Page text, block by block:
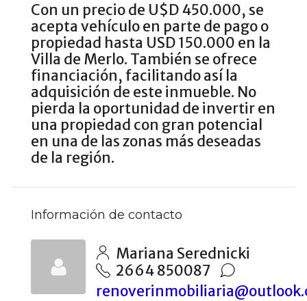
Con un precio de U$D 450.000, se
acepta vehículo en parte de pago o
propiedad hasta USD 150.000 en la
Villa de Merlo. También se ofrece
financiación, facilitando así la
adquisición de este inmueble. No
pierda la oportunidad de invertir en
una propiedad con gran potencial
en una de las zonas más deseadas
de la región.
Información de contacto
Mariana Serednicki
2664 850087